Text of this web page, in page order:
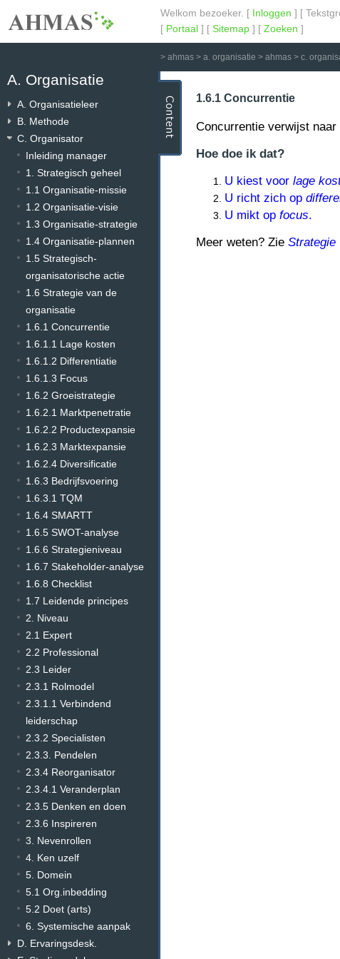
Welkom bezoeker. [ Inloggen ] [
[ Portaal ] [ Sitemap ] [ Zoeken ]
> ahmas > a. organisatie > ahmas > c.
A. Organisatie
A. Organisatieleer
B. Methode
C. Organisator
Inleiding manager
1. Strategisch geheel
1.1 Organisatie-missie
1.2 Organisatie-visie
1.3 Organisatie-strategie
1.4 Organisatie-plannen
1.5 Strategisch-
organisatorische actie
1.6 Strategie van de
organisatie
1.6.1 Concurrentie
1.6.1.1 Lage kosten
1.6.1.2 Differentiatie
1.6.1.3 Focus
1.6.2 Groeistrategie
1.6.2.1 Marktpenetratie
1.6.2.2 Productexpansie
1.6.2.3 Marktexpansie
1.6.2.4 Diversificatie
1.6.3 Bedrijfsvoering
1.6.3.1 TQM
1.6.4 SMARTT
1.6.5 SWOT-analyse
1.6.6 Strategieniveau
1.6.7 Stakeholder-analyse
1.6.8 Checklist
1.7 Leidende principes
2. Niveau
2.1 Expert
2.2 Professional
2.3 Leider
2.3.1 Rolmodel
2.3.1.1 Verbindend
leiderschap
2.3.2 Specialisten
2.3.3. Pendelen
2.3.4 Reorganisator
2.3.4.1 Veranderplan
2.3.5 Denken en doen
2.3.6 Inspireren
3. Nevenrollen
4. Ken uzelf
5. Domein
5.1 Org.inbedding
5.2 Doet (arts)
6. Systemische aanpak
D. Ervaringsdesk.
1.6.1 Concurrentie
Concurrentie verwijst
Hoe doe ik dat?
U kiest voor lage
U richt zich op
U mikt op focus.
Meer weten? Zie Strategie